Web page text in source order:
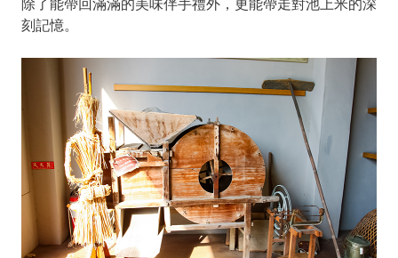
除了能帶回滿滿的美味伴手禮外，更能帶走對池上米的深
刻記憶。